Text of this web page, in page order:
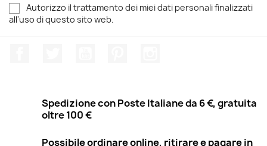
Autorizzo il trattamento dei miei dati personali finalizzati
all'uso di questo sito web.
Spedizione con Poste Italiane da 6 €, gratuita
oltre 100 €
Possibile ordinare online, ritirare e pagare in